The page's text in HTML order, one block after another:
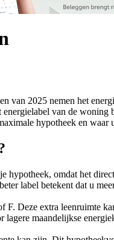
2025 nemen het
van de
hypotheek en waar
hypotheek, omdat het
label betekent dat u
Deze extra leenruimte
maandelijkse